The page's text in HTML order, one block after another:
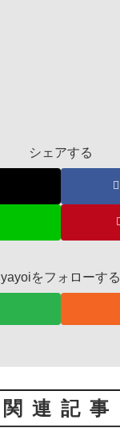
シェアする
yayoiをフォローする
関連記事